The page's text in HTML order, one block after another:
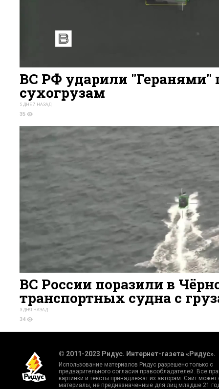
ВС РФ ударили "Геранями"
сухогрузам
5 ДНЕЙ НАЗАД
35
ВС России поразили в
транспортных судна с
3 ДНЯ НАЗАД
34
© 2011-2023 Ридус. Интернет-газета «Ридус».
Использование материалов Ридус разрешено только с
предварительного согласия правообладателей. Все
картинки и тексты принадлежат их авторам. Сайт может
материалы, не предназначенные для лиц младше 21